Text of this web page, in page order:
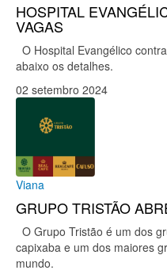
HOSPITAL
VAGAS
O Hospital Evangélico
abaixo os detalhes.
02 setembro 2024
Viana
GRUPO TRISTÃO
O Grupo Tristão é um dos
capixaba e um dos maiores
mundo.